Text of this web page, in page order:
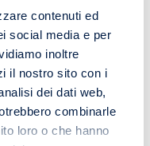
contenuti ed
social media e per
inoltre
il nostro sito con i
dei dati web,
combinarle
loro o che hanno
E
NEI